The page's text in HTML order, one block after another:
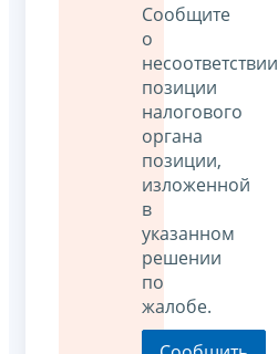
Сообщите
о
несоответствии
позиции
налогового
органа
позиции,
изложенной
в
указанном
решении
по
жалобе.